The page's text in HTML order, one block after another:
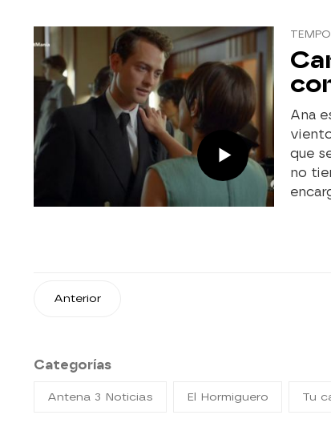
Ana
que
no
Anterior
Categorías
Antena 3 Noticias El Hormiguero Tu